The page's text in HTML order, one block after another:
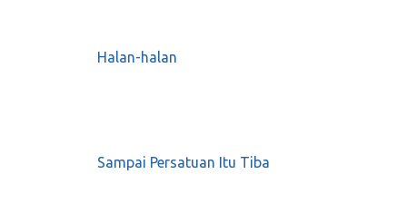
Eksodus pengusaha Tionghoa ke kubu
Halan-halan
Sampai Persatuan Itu Tiba